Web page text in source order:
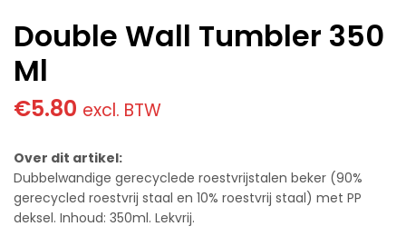
Double Wall Tumbler 350
Ml
€5.80 excl. BTW
Over dit artikel:
Dubbelwandige gerecyclede roestvrijstalen beker (90%
gerecycled roestvrij staal en 10% roestvrij staal) met PP
deksel. Inhoud: 350ml. Lekvrij.